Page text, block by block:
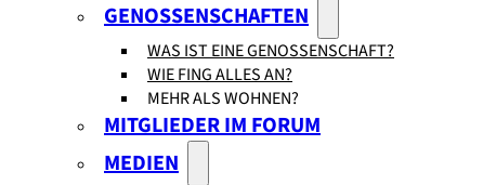
GENOSSENSCHAFTEN
WAS IST EINE GENOSSENSCHAFT?
WIE FING ALLES AN?
MEHR ALS WOHNEN?
MITGLIEDER IM FORUM
MEDIEN